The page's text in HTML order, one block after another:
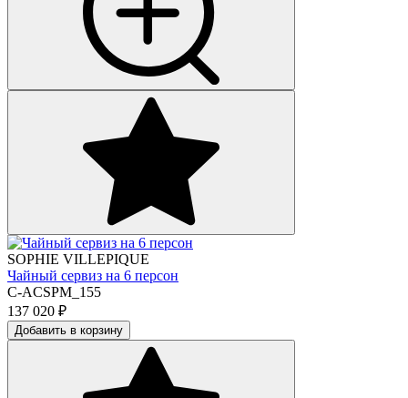
SOPHIE VILLEPIQUE
Чайный сервиз на 6 персон
C-ACSPM_155
137 020 ₽
Добавить в корзину